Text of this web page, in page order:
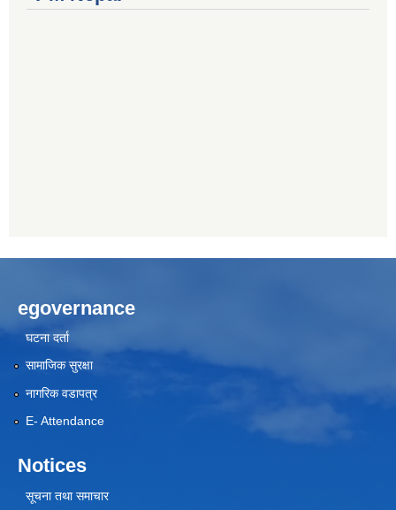
egovernance
घटना दर्ता
सामाजिक सुरक्षा
नागरिक वडापत्र
E- Attendance
Notices
सूचना तथा समाचार